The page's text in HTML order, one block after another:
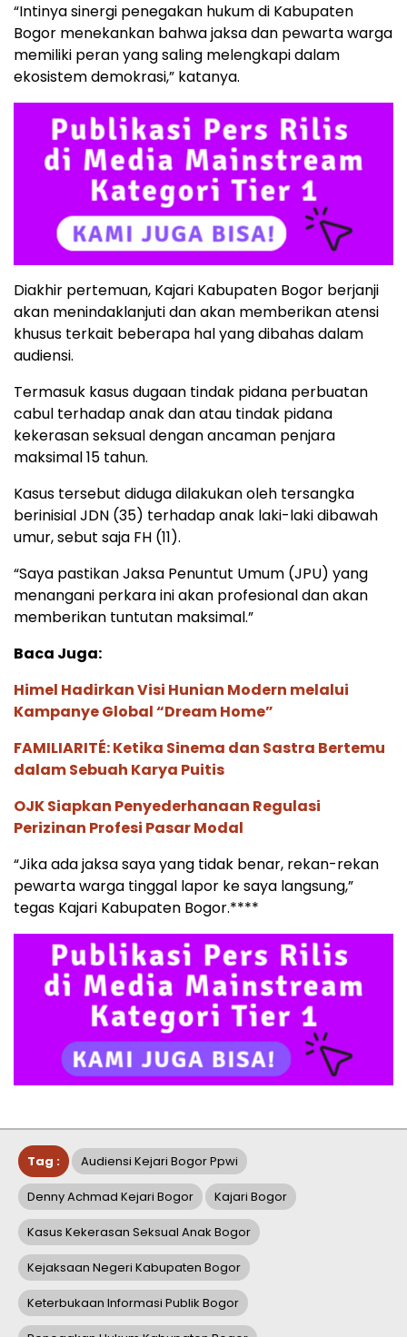
“Intinya sinergi penegakan hukum di Kabupaten
Bogor menekankan bahwa jaksa dan pewarta warga
memiliki peran yang saling melengkapi dalam
ekosistem demokrasi,” katanya.
Diakhir pertemuan, Kajari Kabupaten Bogor berjanji
akan menindaklanjuti dan akan memberikan atensi
khusus terkait beberapa hal yang dibahas dalam
audiensi.
Termasuk kasus dugaan tindak pidana perbuatan
cabul terhadap anak dan atau tindak pidana
kekerasan seksual dengan ancaman penjara
maksimal 15 tahun.
Kasus tersebut diduga dilakukan oleh tersangka
berinisial JDN (35) terhadap anak laki-laki dibawah
umur, sebut saja FH (11).
“Saya pastikan Jaksa Penuntut Umum (JPU) yang
menangani perkara ini akan profesional dan akan
memberikan tuntutan maksimal.”
Baca Juga:
Himel Hadirkan Visi Hunian Modern melalui
Kampanye Global “Dream Home”
FAMILIARITÉ: Ketika Sinema dan Sastra Bertemu
dalam Sebuah Karya Puitis
OJK Siapkan Penyederhanaan Regulasi
Perizinan Profesi Pasar Modal
“Jika ada jaksa saya yang tidak benar, rekan-rekan
pewarta warga tinggal lapor ke saya langsung,”
tegas Kajari Kabupaten Bogor.****
Tag : Audiensi Kejari Bogor Ppwi
Denny Achmad Kejari Bogor Kajari Bogor
Kasus Kekerasan Seksual Anak Bogor
Kejaksaan Negeri Kabupaten Bogor
Keterbukaan Informasi Publik Bogor